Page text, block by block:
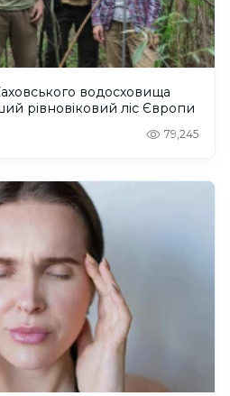
водосховища
рівновіковий ліс Європи
79,245